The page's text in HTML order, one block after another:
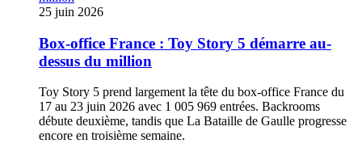
25 juin 2026
Box-office France : Toy Story 5 démarre au-
dessus du million
Toy Story 5 prend largement la tête du box-office France du
17 au 23 juin 2026 avec 1 005 969 entrées. Backrooms
débute deuxième, tandis que La Bataille de Gaulle progresse
encore en troisième semaine.